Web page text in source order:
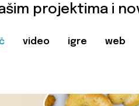
projektima i
video igre web